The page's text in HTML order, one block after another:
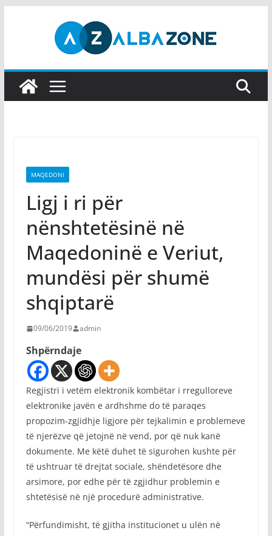
MAQEDONI
Ligj i ri për
nënshtetësinë në
Maqedoninë e Veriut,
mundësi për shumë
shqiptarë
09/06/2019 admin
Shpërndaje
Regjistri i vetëm elektronik kombëtar i rregulloreve
elektronike javën e ardhshme do të paraqes
propozim-zgjidhje ligjore për tejkalimin e problemeve
të njerëzve që jetojnë në vend, por që nuk kanë
dokumente. Me këtë duhet të sigurohen kushte për
të ushtruar të drejtat sociale, shëndetësore dhe
arsimore, por edhe për të zgjidhur problemin e
shtetësisë në një procedurë administrative.
“Përfundimisht, të gjitha institucionet u ulën në